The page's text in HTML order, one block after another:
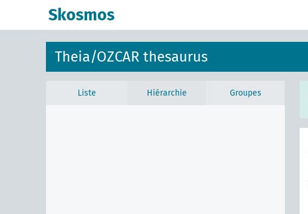
Skosmos
Theia/OZCAR thesaurus
Liste Hiérarchie Groupes